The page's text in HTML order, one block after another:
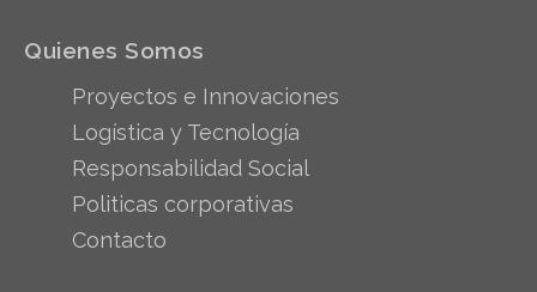
Quienes Somos
Proyectos e Innovaciones
Logística y Tecnología
Responsabilidad Social
Politicas corporativas
Contacto